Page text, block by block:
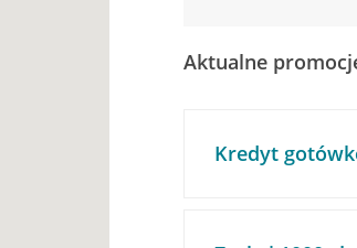
Aktualne
Kredyt